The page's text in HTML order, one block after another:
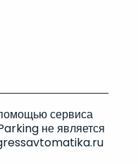
сервиса
не является